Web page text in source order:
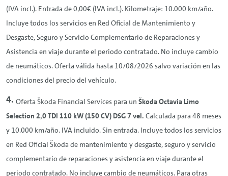
(IVA incl.). Entrada de 0,00€ (IVA incl.). Kilometraje: 10.000 km/año.
Incluye todos los servicios en Red Oficial de Mantenimiento y
Desgaste, Seguro y Servicio Complementario de Reparaciones y
Asistencia en viaje durante el periodo contratado. No incluye cambio
de neumáticos. Oferta válida hasta 10/08/2026 salvo variación en las
condiciones del precio del vehículo.
Oferta Škoda Financial Services para un Škoda Octavia Limo
Selection 2,0 TDI 110 kW (150 CV) DSG 7 vel. Calculada para 48 meses
y 10.000 km/año. IVA incluido. Sin entrada. Incluye todos los servicios
en Red Oficial Škoda de mantenimiento y desgaste, seguro y servicio
complementario de reparaciones y asistencia en viaje durante el
periodo contratado. No incluye cambio de neumáticos. Para otras